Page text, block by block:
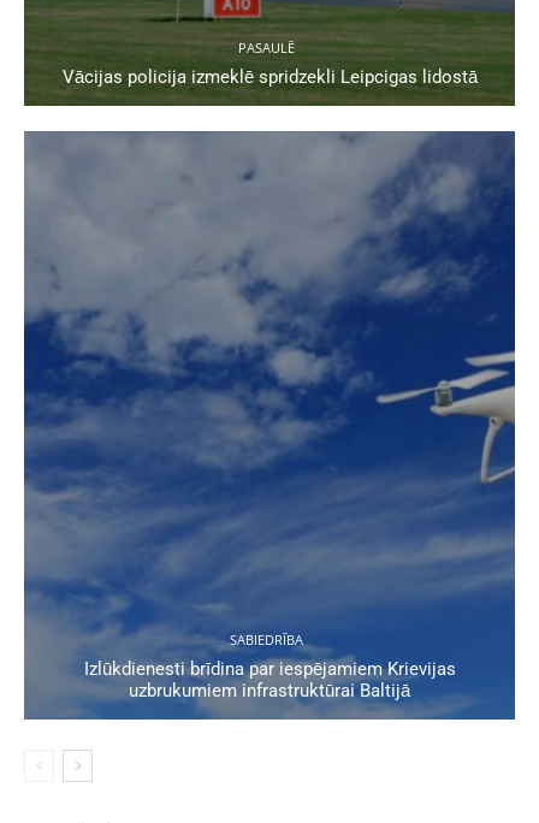
PASAULĒ
Vācijas policija izmeklē spridzekli Leipcigas lidostā
SABIEDRĪBA
Izlūkdienesti brīdina par iespējamiem Krievijas
uzbrukumiem infrastruktūrai Baltijā